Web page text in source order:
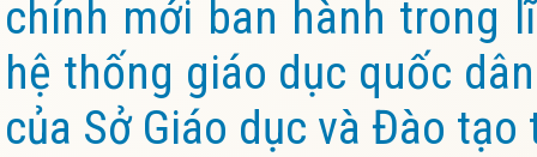
chính mới ban hành trong
hệ thống giáo dục quốc
của Sở Giáo dục và Đào